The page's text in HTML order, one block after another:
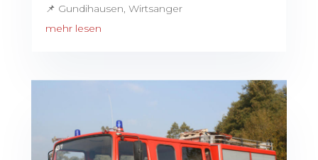
📌 Gundihausen, Wirtsanger
mehr lesen